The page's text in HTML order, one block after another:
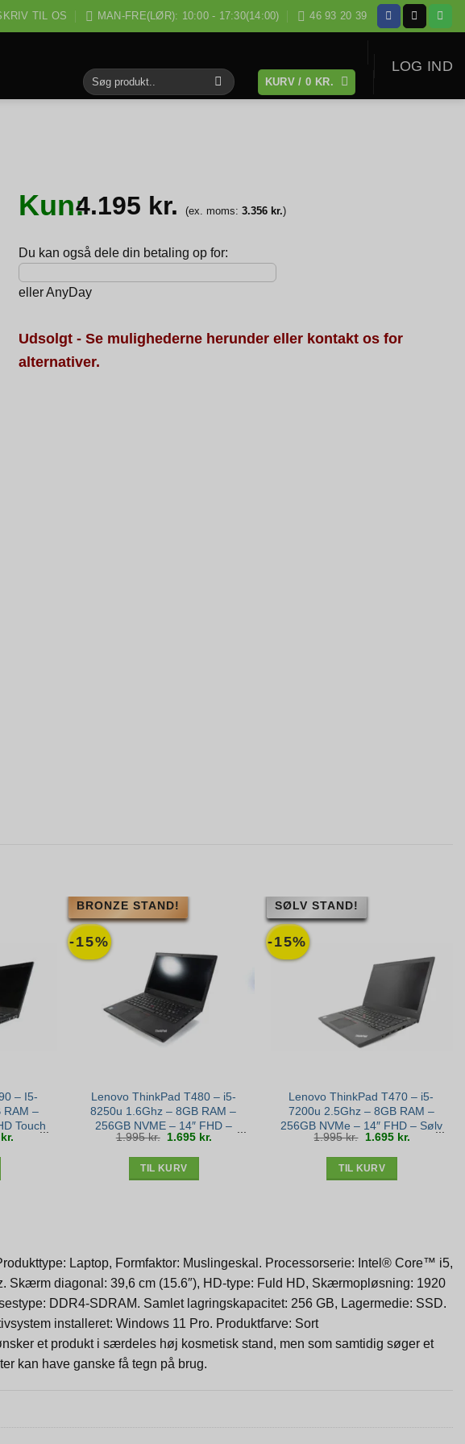
TIL OS MAN-FRE(LØR): 10:00 - 17:30(14:00) 46 93 20 39
Søg
efter:
KURV /0 KR.
LOG IND
Kun:4.195 kr. (ex. moms:3.356 kr.)
Du kan også dele din betaling op for:
ellerAnyDay
Udsolgt - Se mulighederne herunder eller kontakt os for
alternativer.
– I5-
RAM –
Touch
kr.
-15%
BRONZE STAND!
Lenovo ThinkPad T480 – i5-
8250u 1.6Ghz – 8GB RAM –
256GB NVME – 14″ FHD –
Bronze stand
1.995kr. Den
oprindelige
pris
1.695 kr.
TIL KURV
-15%
SØLV STAND!
Lenovo ThinkPad T470 – i5-
7200u 2.5Ghz – 8GB RAM –
256GB NVMe – 14″ FHD – Sølv
stand
1.995kr. Den
oprindelige
pris
1.695 kr.Den
aktuelle
pris
TIL KURV
Laptop, Formfaktor: Muslingeskal. Processorserie: Intel® Core™ i5,
Skærm diagonal: 39,6 cm (15.6″), HD-type: Fuld HD, Skærmopløsning: 1920
DDR4-SDRAM. Samlet lagringskapacitet: 256 GB, Lagermedie: SSD.
installeret: Windows 11 Pro. Produktfarve: Sort
et produkt i særdeles høj kosmetisk stand, men som samtidig søger et
kan have ganske få tegn på brug.